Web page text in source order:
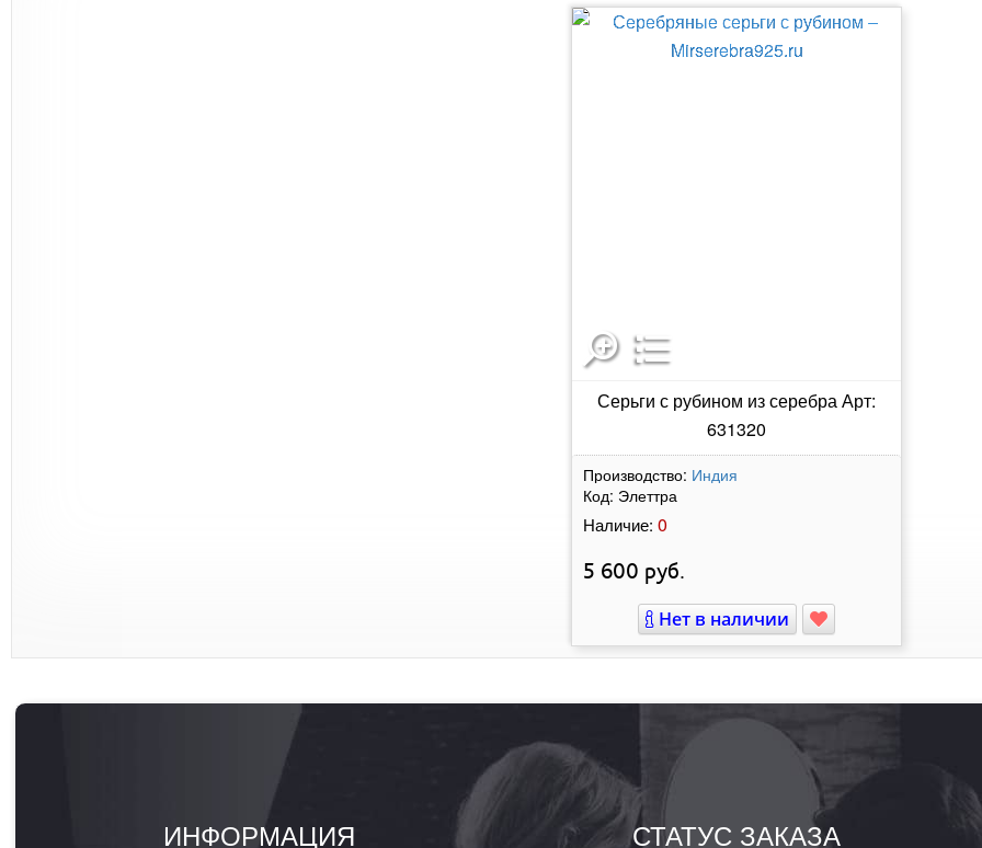
Серьги с рубином из серебра Арт:
631320
Производство: Индия
Код: Элеттра
Наличие: 0
5 600 руб.
Нет в наличии
ИНФОРМАЦИЯ СТАТУС ЗАКАЗА